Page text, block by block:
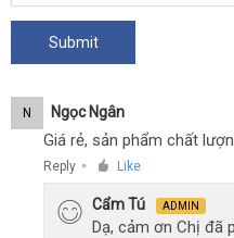
N Ngọc Ngân
Giá rẻ, sản phẩm chất
Reply ● Like
Cẩm Tú ADMIN
Dạ, cảm ơn Chị đã